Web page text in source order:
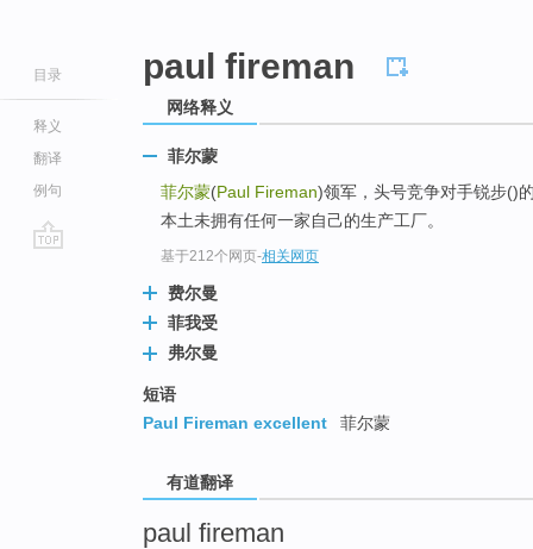
目录
释义
翻译
例句
paul fireman
网络释义
菲尔蒙
菲尔蒙(Paul Fireman)领军，头号竞争对手锐步()
本土未拥有任何一家自己的生产工厂。
基于212个网页-相关网页
费尔曼
菲我受
弗尔曼
短语
Paul Fireman excellent
菲尔蒙
有道翻译
paul fireman